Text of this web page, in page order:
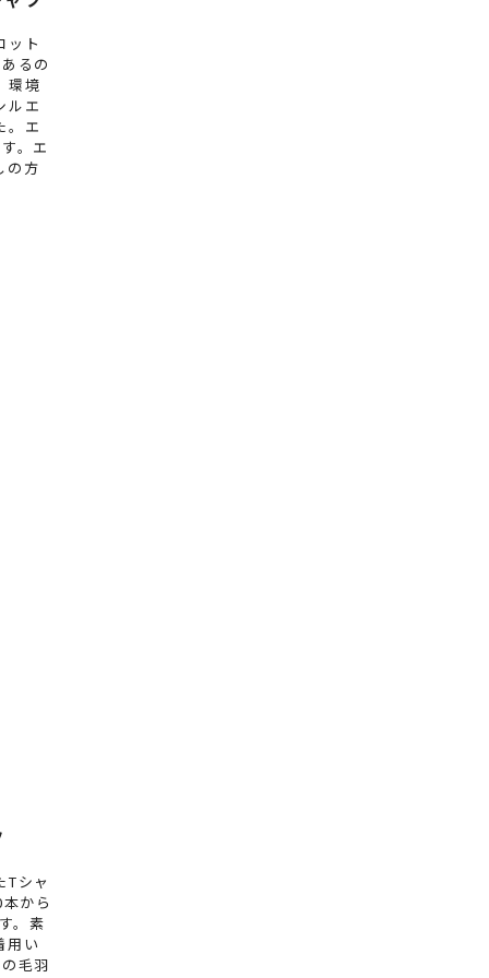
ット
るの
環境
ルエ
。エ
。エ
の方
Tシャ
から
。素
用い
毛羽